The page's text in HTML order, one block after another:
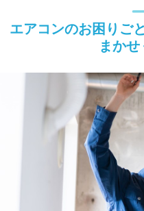
エアコンのお困りご
まかせ